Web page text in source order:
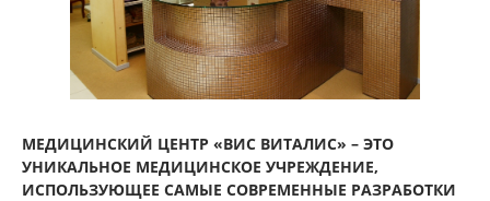
МЕДИЦИНСКИЙ ЦЕНТР «ВИС ВИТАЛИС» – ЭТО
УНИКАЛЬНОЕ МЕДИЦИНСКОЕ УЧРЕЖДЕНИЕ,
ИСПОЛЬЗУЮЩЕЕ САМЫЕ СОВРЕМЕННЫЕ РАЗРАБОТКИ